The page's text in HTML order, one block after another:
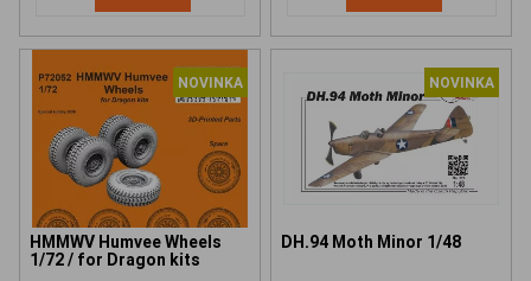
NOVINKA
HMMWV Humvee Wheels
1/72 / for Dragon kits
NOVINKA
DH.94 Moth Minor 1/48